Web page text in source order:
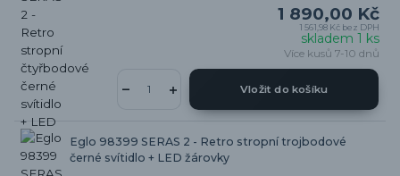
1 890,00 Kč
1 561,98 Kč bez DPH
skladem 1 ks
Více kusů 7-10 dnů
Vložit do košíku
Eglo 98399 SERAS 2 - Retro stropní trojbodové
černé svítidlo + LED žárovky